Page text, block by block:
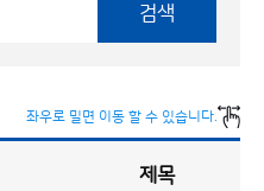
검색
좌우로 밀면 이동 할 수 있습니다.
제목